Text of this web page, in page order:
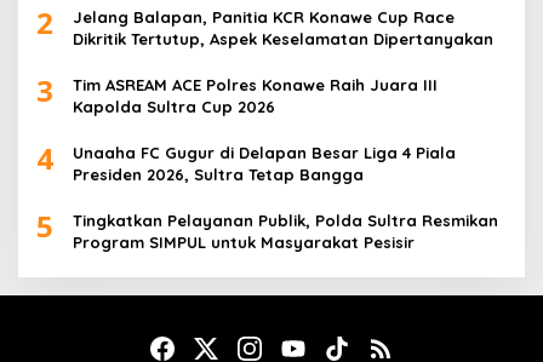
2
Jelang Balapan, Panitia KCR Konawe Cup Race
Dikritik Tertutup, Aspek Keselamatan Dipertanyakan
3
Tim ASREAM ACE Polres Konawe Raih Juara III
Kapolda Sultra Cup 2026
4
Unaaha FC Gugur di Delapan Besar Liga 4 Piala
Presiden 2026, Sultra Tetap Bangga
5
Tingkatkan Pelayanan Publik, Polda Sultra Resmikan
Program SIMPUL untuk Masyarakat Pesisir